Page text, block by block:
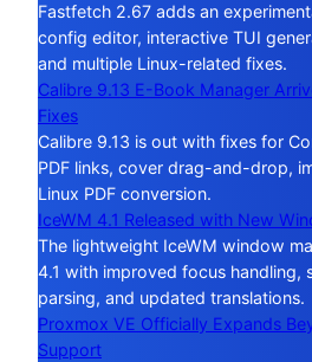
Fastfetch 2.67 adds an
config editor, interactive TUI
and multiple Linux-related fixes.
Calibre 9.13 E-Book Manager
Fixes
Calibre 9.13 is out with fixes for
PDF links, cover drag-and-drop,
Linux PDF conversion.
IceWM 4.1 Released with New
The lightweight IceWM window
4.1 with improved focus handling,
parsing, and updated translations.
Proxmox VE Officially Expands
Support